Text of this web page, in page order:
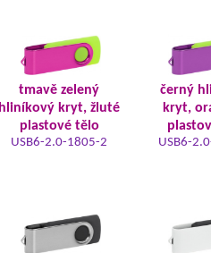
tmavě zelený
hliníkový kryt, žluté
plastové tělo
USB6-2.0-1805-2
černý
kryt,
USB6-